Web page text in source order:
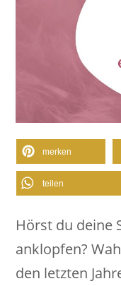
merken
teilen
Hörst du deine
anklopfen?
den letzten